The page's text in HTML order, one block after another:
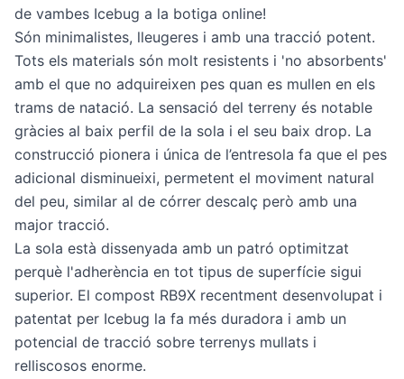
de vambes Icebug a la botiga online!
Són minimalistes, lleugeres i amb una tracció potent.
Tots els materials són molt resistents i 'no absorbents'
amb el que no adquireixen pes quan es mullen en els
trams de natació. La sensació del terreny és notable
gràcies al baix perfil de la sola i el seu baix drop. La
construcció pionera i única de l’entresola fa que el pes
adicional disminueixi, permetent el moviment natural
del peu, similar al de córrer descalç però amb una
major tracció.
La sola està dissenyada amb un patró optimitzat
perquè l'adherència en tot tipus de superfície sigui
superior. El compost RB9X recentment desenvolupat i
patentat per Icebug la fa més duradora i amb un
potencial de tracció sobre terrenys mullats i
relliscosos enorme.